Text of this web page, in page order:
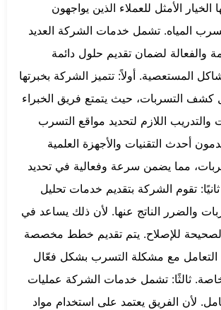
الخيار الأمثل للعملاء الذين يواجهون
المياه. تشمل خدمات الشركة العديد
والفعالة لضمان تقديم حلول دائمة
المستعصية. أولاً: تتميز الشركة بخبرتها
كشف التسربات، حيث يتمتع فريق الخبراء
والتدريب اللازم لتحديد مواقع التسرب
أحدث التقنيات والأجهزة العلمية
مما يضمن سرعة وفعالية في تحديد
تقوم الشركة بتقديم خدمات تحليل
والضرر الناتج عنها. لأن ذلك يساعد في
للإصلاح. يتم تقديم خطط مخصصة
مع مشكلة التسرب بشكل فعّال
ثالثًا: تشمل خدمات الشركة عمليات
لأن الفريق يعتمد على استخدام مواد